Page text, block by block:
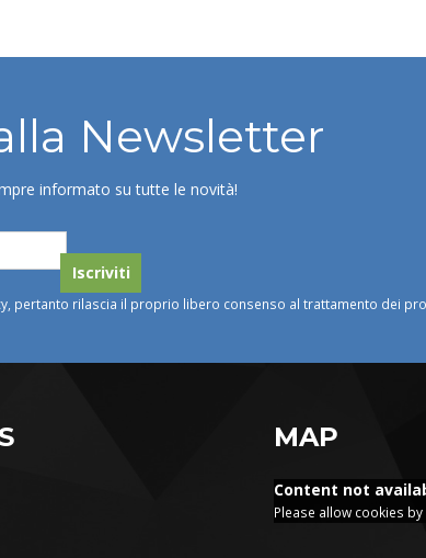
Newsletter
informato su tutte le novità!
pertanto rilascia il proprio libero consenso al trattamento dei
MAP
Content not
Please allow cookies